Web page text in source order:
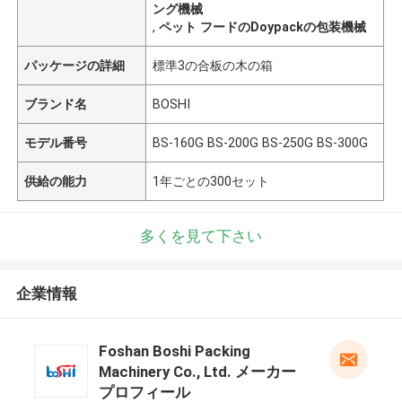
ング機械
,ペット フードのDoypackの包装機械
パッケージの詳細 標準3の合板の木の箱
ブランド名 BOSHI
モデル番号 BS-160G BS-200G BS-250G BS-300G
供給の能力 1年ごとの300セット
多くを見て下さい
企業情報
Foshan Boshi Packing
Machinery Co., Ltd. メーカー
プロフィール